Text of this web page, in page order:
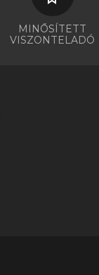
MINŐSÍTETT
VISZONTELADÓ